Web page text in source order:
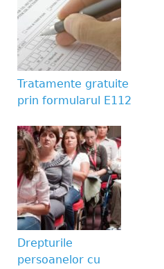
Tratamente gratuite
prin formularul E112
Drepturile
persoanelor cu